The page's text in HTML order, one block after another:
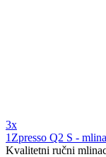
3x
1Zpresso Q2 S -
Kvalitetni ručni